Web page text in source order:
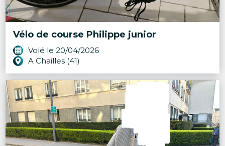
Vélo de course Philippe junior
Volé le 20/04/2026
A Chailles (41)